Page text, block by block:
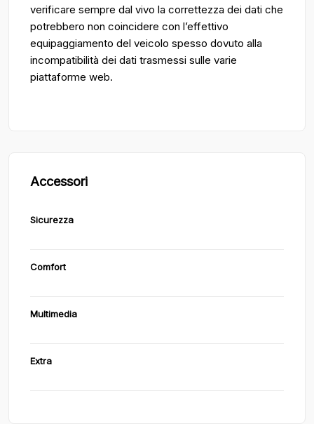
verificare sempre dal vivo la correttezza dei dati che
potrebbero non coincidere con l’effettivo
equipaggiamento del veicolo spesso dovuto alla
incompatibilità dei dati trasmessi sulle varie
piattaforme web.
Accessori
Sicurezza
Comfort
Multimedia
Extra